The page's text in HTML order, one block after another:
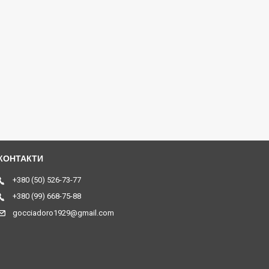
+380 (50) 526-73-77
+380 (99) 668-75-88
gocciadoro1929@gmail.com